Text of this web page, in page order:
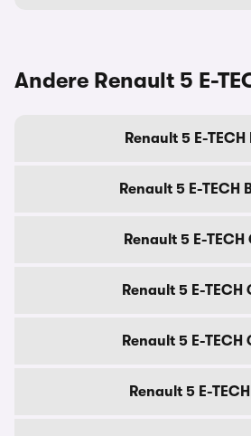
Andere Renault 5 E-
Renault 5 E-TECH
Renault 5 E-TECH
Renault 5 E-TECH
Renault 5 E-TECH
Renault 5 E-TECH
Renault 5 E-